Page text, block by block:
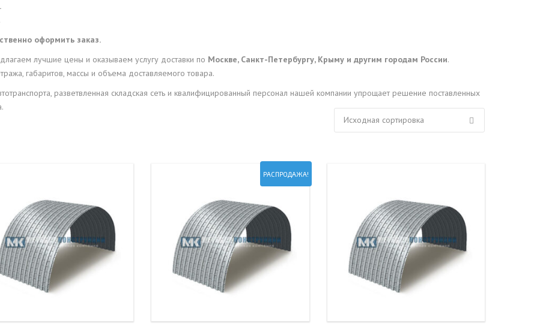
оформить заказ.
лучшие цены и оказываем услугу доставки по Москве, Санкт-Петербургу, Крыму и другим городам России.
габаритов, массы и объема доставляемого товара.
разветвленная складская сеть и квалифицированный персонал нашей компании упрощает решение поставленных
РАСПРОДАЖА!